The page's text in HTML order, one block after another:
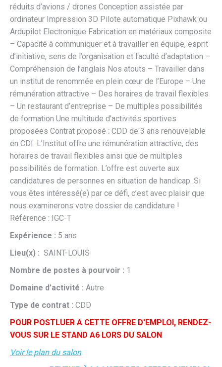
réduits d’avions / drones Conception assistée par
ordinateur Impression 3D Pilote automatique Pixhawk ou
Ardupilot Electronique Fabrication en matériaux composite
– Capacité à communiquer et à travailler en équipe, esprit
d’initiative, sens de l’organisation et faculté d’adaptation –
Compréhension de l’anglais Nos atouts – Travailler dans
un institut de renommée en plein cœur de l’Europe – Une
rémunération attractive – Des horaires de travail flexibles
– Un restaurant d’entreprise – De multiples possibilités
de formation Une multitude d’activités sportives
proposées Contrat proposé : CDD de 3 ans renouvelable
en CDI. L’Institut offre une rémunération attractive, des
horaires de travail flexibles ainsi que de multiples
possibilités de formation. L’offre est ouverte aux
candidatures de personnes en situation de handicap. Si
vous êtes intéressé(e) par ce défi, c’est avec plaisir que
nous examinerons votre dossier de candidature !
Référence : IGC-T
Expérience : 5 ans
Lieu(x) : SAINT-LOUIS
Nombre de postes à pourvoir : 1
Domaine d’activité : Autre
Type de contrat : CDD
POUR POSTLUER A CETTE OFFRE D’EMPLOI, RENDEZ-
VOUS SUR LE STAND A6 LORS DU SALON
Voir le plan du salon